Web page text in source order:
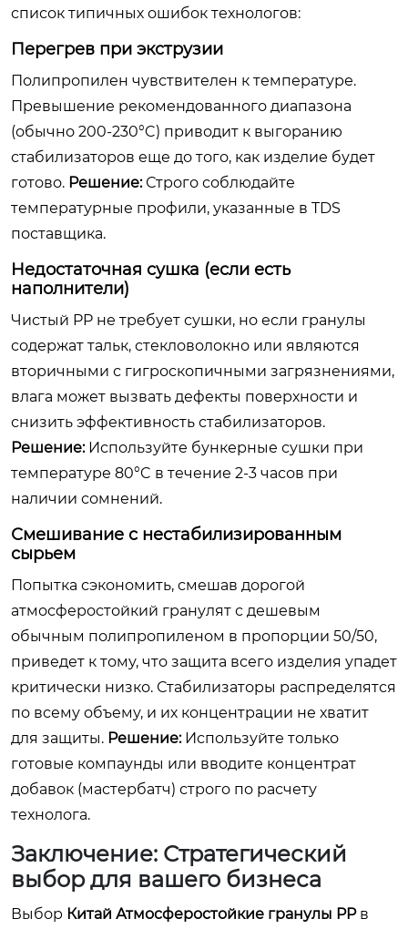
список типичных ошибок технологов:
Перегрев при экструзии
Полипропилен чувствителен к температуре.
Превышение рекомендованного диапазона
(обычно 200-230°C) приводит к выгоранию
стабилизаторов еще до того, как изделие будет
готово. Решение:Строго соблюдайте
температурные профили, указанные в TDS
поставщика.
Недостаточная сушка (если есть
наполнители)
Чистый PP не требует сушки, но если гранулы
содержат тальк, стекловолокно или являются
вторичными с гигроскопичными загрязнениями,
влага может вызвать дефекты поверхности и
снизить эффективность стабилизаторов.
Решение:Используйте бункерные сушки при
температуре 80°C в течение 2-3 часов при
наличии сомнений.
Смешивание с нестабилизированным
сырьем
Попытка сэкономить, смешав дорогой
атмосферостойкий гранулят с дешевым
обычным полипропиленом в пропорции 50/50,
приведет к тому, что защита всего изделия упадет
критически низко. Стабилизаторы распределятся
по всему объему, и их концентрации не хватит
для защиты. Решение:Используйте только
готовые компаунды или вводите концентрат
добавок (мастербатч) строго по расчету
технолога.
Заключение: Стратегический
выбор для вашего бизнеса
Выбор Китай Атмосферостойкие гранулы PPв